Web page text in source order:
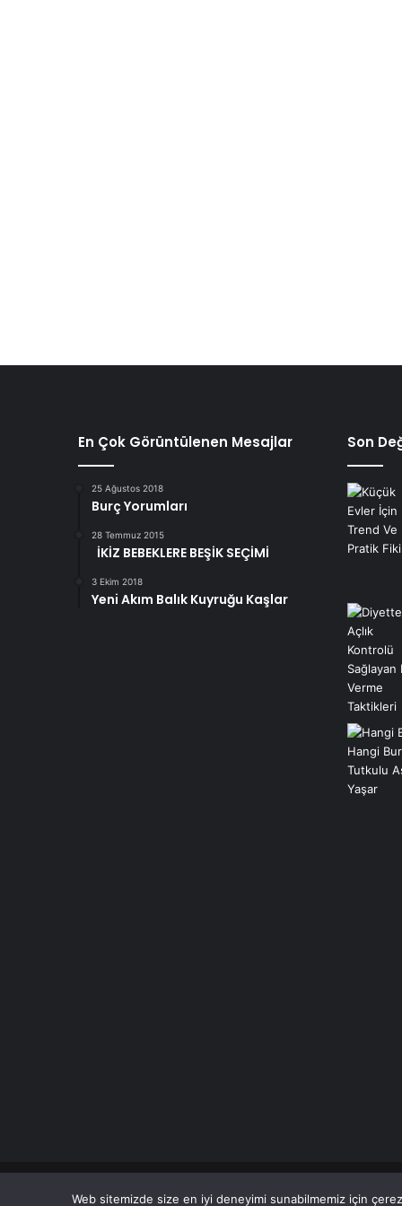
En Çok Görüntülenen Mesajlar
25 Ağustos 2018
Burç Yorumları
28 Temmuz 2015
İKİZ BEBEKLERE BEŞİK SEÇİMİ
3 Ekim 2018
Yeni Akım Balık Kuyruğu Kaşlar
Son
© Copyright 2026 Her Hakkı Saklıdır.
Web sitemizde size en iyi deneyimi sunabilmemiz için